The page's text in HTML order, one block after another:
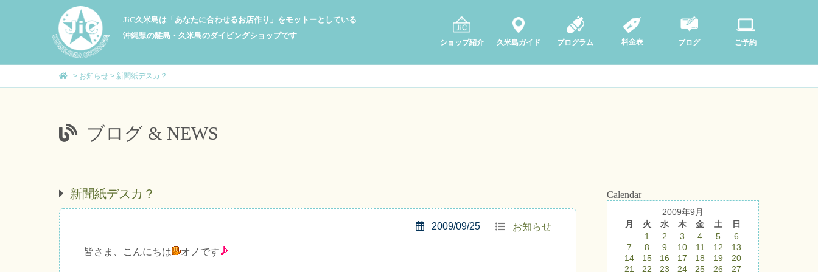
JiC久米島は「あなたに合わせるお店作り」をモットーとしている
沖縄県の離島・久米島のダイビングショップです
ショップ紹介 久米島ガイド プログラム 料金表 ブログ ご予約
> お知らせ > 新聞紙デスカ？
ブログ & NEWS
新聞紙デスカ？
お知らせ
2009/09/25
皆さま、こんにちは オノです
Calendar
2009年9月
月
火 水 木 金 土
日
1
2 3 4 5
6
7
8 9 10 11 12
13
14
15 16 17 18 19
20
21
22 23 24 25 26 27